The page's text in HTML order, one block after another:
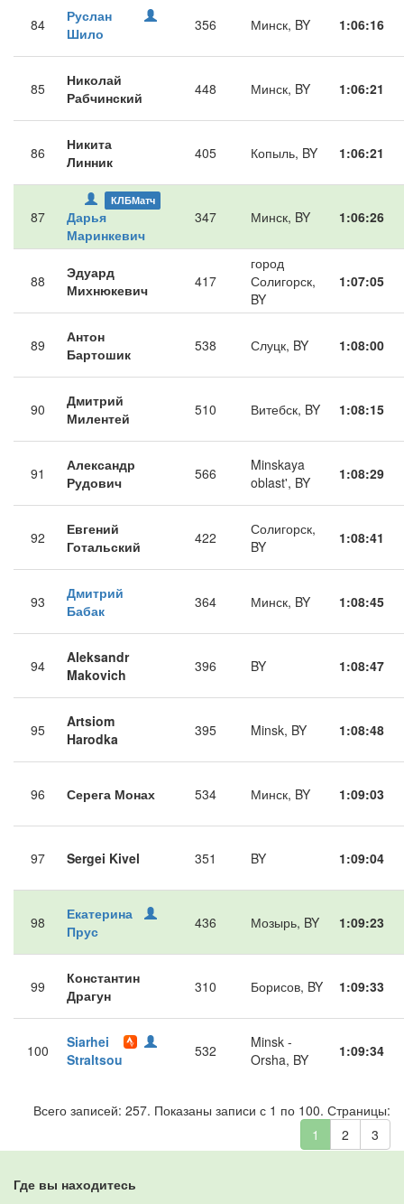
84
Руслан
Шило
356 Минск, BY 1:06:16
85
Николай
Рабчинский
448 Минск, BY 1:06:21
86
Никита
Линник
405 Копыль, BY 1:06:21
87
КЛБМатч
Дарья
Маринкевич
347 Минск, BY 1:06:26
88
Эдуард
Михнюкевич
417
город
Солигорск,
BY
1:07:05
89
Антон
Бартошик
538 Слуцк, BY 1:08:00
90
Дмитрий
Милентей
510 Витебск, BY 1:08:15
91
Александр
Рудович
566
Minskaya
oblast', BY
1:08:29
92
Евгений
Готальский
422
Солигорск,
BY
1:08:41
93
Дмитрий
Бабак
364 Минск, BY 1:08:45
94
Aleksandr
Makovich
396 BY 1:08:47
95
Artsiom
Harodka
395 Minsk, BY 1:08:48
96 Серега Монах 534 Минск, BY 1:09:03
97 Sergei Kivel 351 BY 1:09:04
98
Екатерина
Прус
436 Мозырь, BY 1:09:23
99
Константин
Драгун
310 Борисов, BY 1:09:33
100
Siarhei
Straltsou
532
Minsk -
Orsha, BY
1:09:34
Всего записей: 257. Показаны записи с 1 по 100. Страницы:
1
2 3
Где вы находитесь